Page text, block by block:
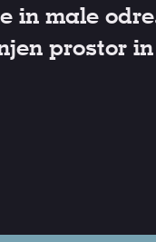
in male
prostor